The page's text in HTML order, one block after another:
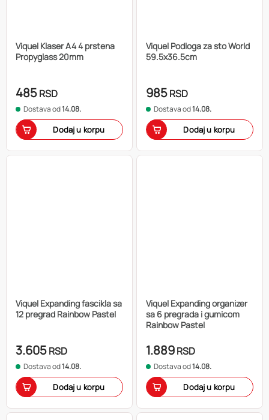
Viquel Klaser A4 4 prstena
Propyglass 20mm
485RSD
Dostava od14.08.
Dodaj u korpu
Viquel Podloga za sto World
59.5x36.5cm
985RSD
Dostava od14.08.
Dodaj u korpu
Viquel Expanding fascikla sa
12 pregrad Rainbow Pastel
3.605RSD
Dostava od14.08.
Dodaj u korpu
Viquel Expanding organizer
sa 6 pregrada i gumicom
Rainbow Pastel
1.889RSD
Dostava od14.08.
Dodaj u korpu